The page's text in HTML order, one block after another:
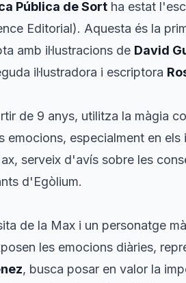
Pública de Sort ha estat
Editorial). Aquesta és la
amb il·lustracions de David
il·lustradora i escriptora
de 9 anys, utilitza la màgia
emocions, especialment en
serveix d'avís sobre les
d'Egòlium.
de la Max i un personatge
les emocions diàries,
, busca posar en valor la